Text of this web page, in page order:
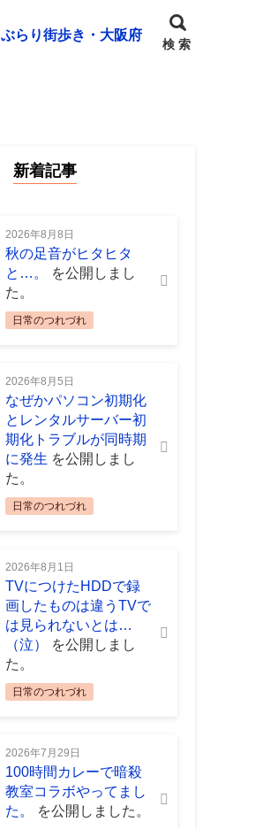
ぶらり街歩き・大阪府
検 索
新着記事
2026年8月8日
秋の足音がヒタヒタ
と…。
を公開しまし
た。
日常のつれづれ
2026年8月5日
なぜかパソコン初期化
とレンタルサーバー初
期化トラブルが同時期
に発生 を公開しまし
た。
日常のつれづれ
2026年8月1日
TVにつけたHDDで録
画したものは違うTVで
は見られないとは…
（泣）
を公開しまし
た。
日常のつれづれ
2026年7月29日
100時間カレーで暗殺
教室コラボやってまし
た。
を公開しました。